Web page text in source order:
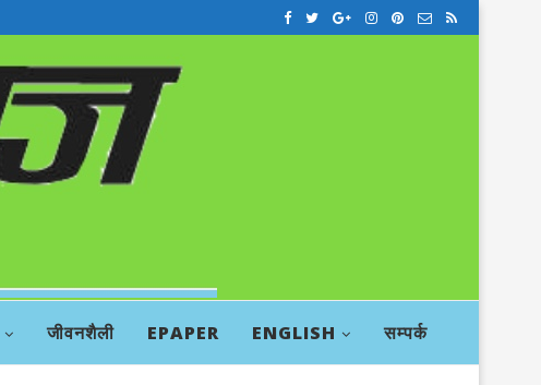
जीवनशैली EPAPER ENGLISH सम्पर्क